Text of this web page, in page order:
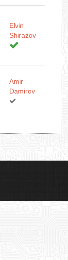
Elvin
Shirazov
Amir
Damirov